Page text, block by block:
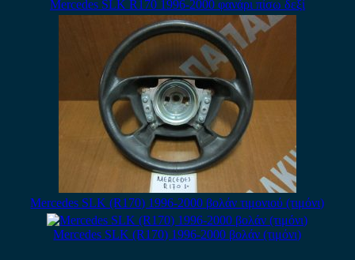
Mercedes SLK R170 1996-2000 φανάρι πίσω δεξί
Mercedes SLK (R170) 1996-2000 βολάν τιμονιού (τιμόνι)
Mercedes SLK (R170) 1996-2000 βολάν (τιμόνι)